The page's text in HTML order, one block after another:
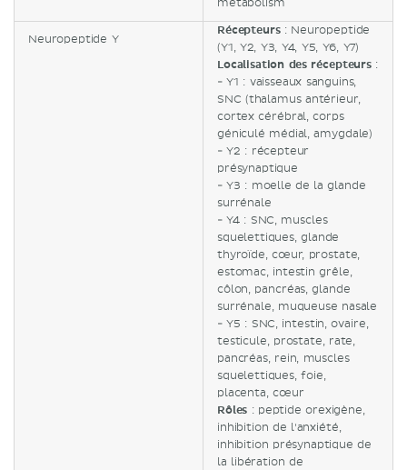
metabolism
Neuropeptide Y
Récepteurs : Neuropeptide
(Y1, Y2, Y3, Y4, Y5, Y6, Y7)
Localisation des récepteurs :
- Y1 : vaisseaux sanguins,
SNC (thalamus antérieur,
cortex cérébral, corps
géniculé médial, amygdale)
- Y2 : récepteur
présynaptique
- Y3 : moelle de la glande
surrénale
- Y4 : SNC, muscles
squelettiques, glande
thyroïde, cœur, prostate,
estomac, intestin grêle,
côlon, pancréas, glande
surrénale, muqueuse nasale
- Y5 : SNC, intestin, ovaire,
testicule, prostate, rate,
pancréas, rein, muscles
squelettiques, foie,
placenta, cœur
Rôles : peptide orexigène,
inhibition de l'anxiété,
inhibition présynaptique de
la libération de